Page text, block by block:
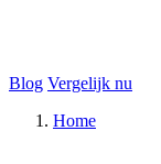
Blog Vergelijk nu
Home